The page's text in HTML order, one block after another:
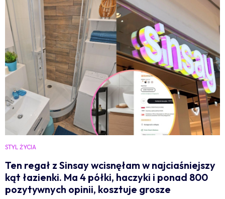
STYL ŻYCIA
Ten regał z Sinsay wcisnęłam w najciaśniejszy
kąt łazienki. Ma 4 półki, haczyki i ponad 800
pozytywnych opinii, kosztuje grosze